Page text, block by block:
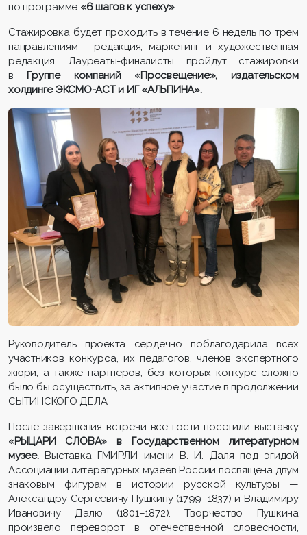
по программе «6 шагов к успеху».
Стажировка будет проходить в течение 6 недель по трем
направлениям - редакция, маркетинг и художественная
редакция. Лауреаты-финалисты пройдут стажировки
в Группе компаний «Просвещение», издательском
холдинге ЭКСМО-АСТ и ИГ «АЛЬПИНА».
Руководитель проекта сердечно поблагодарила всех
участников конкурса, их педагогов, членов экспертного
жюри, а также партнеров, без которых конкурс сложно
было бы осуществить, за активное участие в продолжении
СЫТИНСКОГО ДЕЛА.
После завершения встречи все гости посетили выставку
«РЫЦАРИ СЛОВА»в Государственном литературном
музее.Выставка ГМИРЛИ имени В. И. Даля под эгидой
Ассоциации литературных музеев России посвящена двум
знаковым фигурам в истории русской культуры —
Александру Сергеевичу Пушкину (1799–1837) и Владимиру
Ивановичу Далю (1801–1872). Творчество Пушкина
произвело переворот в отечественной словесности,